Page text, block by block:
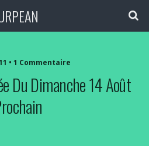
• 1 Commentaire
Du Dimanche 14 Août